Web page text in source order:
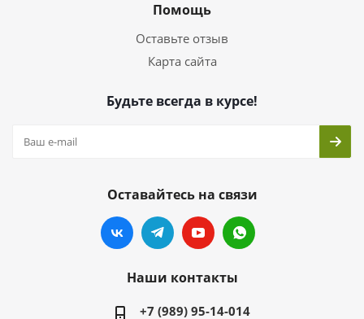
Помощь
Оставьте отзыв
Карта сайта
Будьте всегда в курсе!
Оставайтесь на связи
Наши контакты
+7 (989) 95-14-014